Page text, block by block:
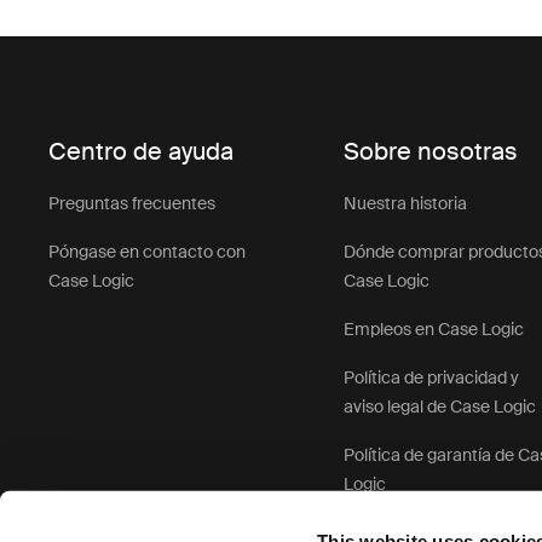
Centro de ayuda
Preguntas frecuentes
Póngase en contacto con
Case Logic
Sobre nosotras
Nuestra historia
Dónde comprar
Case Logic
Empleos en Case Logic
Política de privacidad y
aviso legal de Case Logic
Política de garantía de
Logic